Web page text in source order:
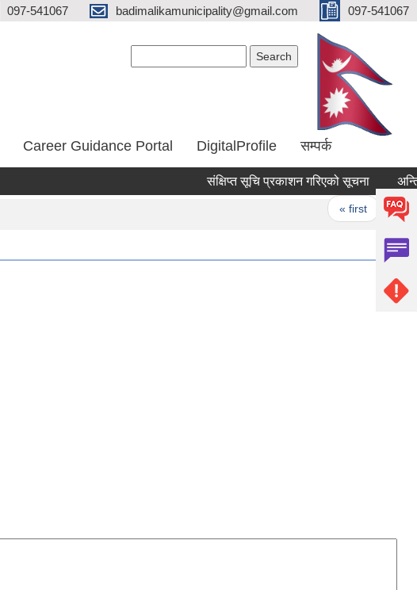
097-541067 badimalikamunicipality@gmail.com 097-541067
Career Guidance Portal DigitalProfile सम्पर्क
संक्षिप्त सूचि प्रकाशन गरिएको सूचना
« first ‹